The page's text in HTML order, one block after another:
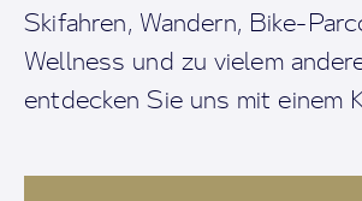
Skifahren, Wandern, Bike-
Wellness und zu vielem
entdecken Sie uns mit einem